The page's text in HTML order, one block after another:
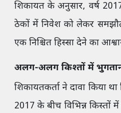
शिकायत के अनुसार, वर्ष
ठेकों में निवेश को लेकर
एक निश्चित हिस्सा देने का
अलग-अलग किश्तों में भुगतान
शिकायतकर्ता ने दावा किया
2017 के बीच विभिन्न किस्तों